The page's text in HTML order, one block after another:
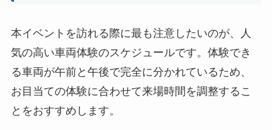
本イベントを訪れる際に最も注意したいのが、人
気の高い車両体験のスケジュールです。体験でき
る車両が午前と午後で完全に分かれているため、
お目当ての体験に合わせて来場時間を調整するこ
とをおすすめします。